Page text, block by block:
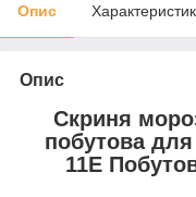
Опис
Опис
Скриня
побутова
11E